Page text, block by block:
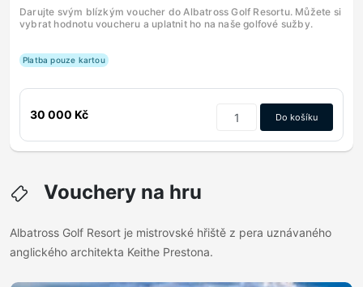
Darujte svým blízkým voucher do Albatross Golf Resortu. Můžete si
vybrat hodnotu voucheru a uplatnit ho na naše golfové sužby.
Platba pouze kartou
30 000 Kč Do košíku
Vouchery na hru
Albatross Golf Resort je mistrovské hřiště z pera uznávaného
anglického architekta Keithe Prestona.